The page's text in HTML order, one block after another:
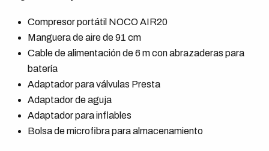
Compresor portátil NOCO AIR20
Manguera de aire de 91 cm
Cable de alimentación de 6 m con abrazaderas para
batería
Adaptador para válvulas Presta
Adaptador de aguja
Adaptador para inflables
Bolsa de microfibra para almacenamiento